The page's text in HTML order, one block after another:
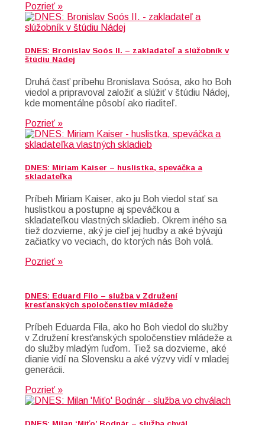
Pozrieť »
DNES: Bronislav Soós II. – zakladateľ a slúžobník v
štúdiu Nádej
Druhá časť príbehu Bronislava Soósa, ako ho Boh
viedol a pripravoval založiť a slúžiť v štúdiu Nádej,
kde momentálne pôsobí ako riaditeľ.
Pozrieť »
DNES: Miriam Kaiser – huslistka, speváčka a
skladateľka
Príbeh Miriam Kaiser, ako ju Boh viedol stať sa
huslistkou a postupne aj speváčkou a
skladateľkou vlastných skladieb. Okrem iného sa
tiež dozvieme, aký je cieľ jej hudby a aké bývajú
začiatky vo veciach, do ktorých nás Boh volá.
Pozrieť »
DNES: Eduard Filo – služba v Združení
kresťanských spoločenstiev mládeže
Príbeh Eduarda Fila, ako ho Boh viedol do služby
v Združení kresťanských spoločenstiev mládeže a
do služby mladým ľuďom. Tiež sa dozvieme, aké
dianie vidí na Slovensku a aké výzvy vidí v mladej
generácii.
Pozrieť »